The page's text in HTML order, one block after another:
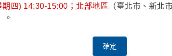
）
金再平衡執行贖回-轉申購時(如：富蘭克林
，「轉申購基金」淨值則以「贖回基金」買
述「基金交易生效日」均以營業日計算。
四) 14:30-15:00；北部地區
（臺北市、新北
。
確定